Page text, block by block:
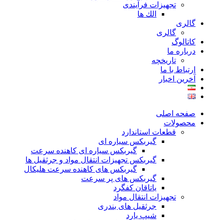
تجهیزات فرآیندی
الك ها
گالری
گالری
کاتالوگ
درباره ما
تاريخچه
ارتباط با ما
آخرین اخبار
صفحه اصلی
محصولات
قطعات استاندارد
گيربكس سياره ای
گيربكس سياره ای كاهنده سرعت
گيربكس تجهيزات انتقال مواد و جرثقيل ها
گيربكس های كاهنده سرعت هليكال
گيربكس های پر سرعت
ياتاقان كفگرد
تجهیزات انتقال مواد
جرثقیل های بندری
شیپ یارد